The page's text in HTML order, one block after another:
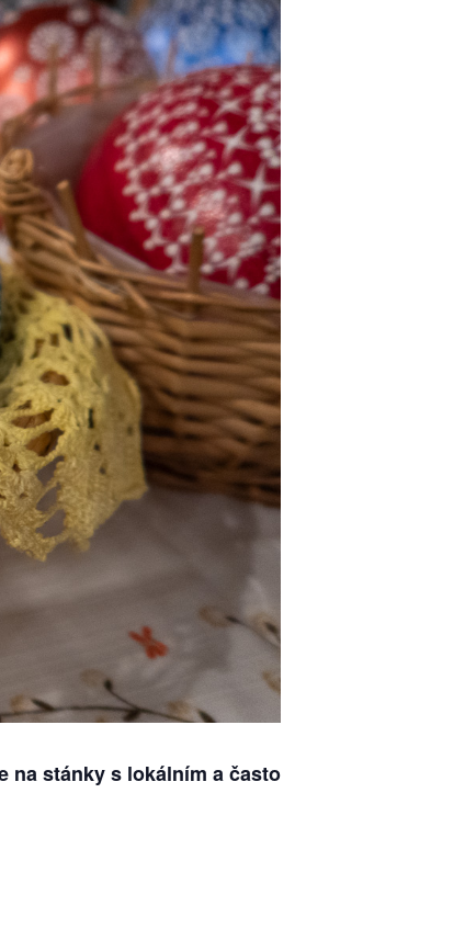
na stánky s lokálním a často